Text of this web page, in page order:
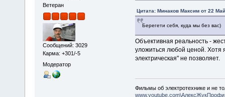
Ветеран
Сообщений: 3029
Карма: +301/-5
Модератор
Цитата: Минаков Максим от 22
Берегети себя, куда мы без вас)
Объективная реальность -
уложиться любой ценой. Хотя
электрическая" не позволяет.
Фильмы об электротехнике и не
www.youtube.com\АлексЖукПрофи